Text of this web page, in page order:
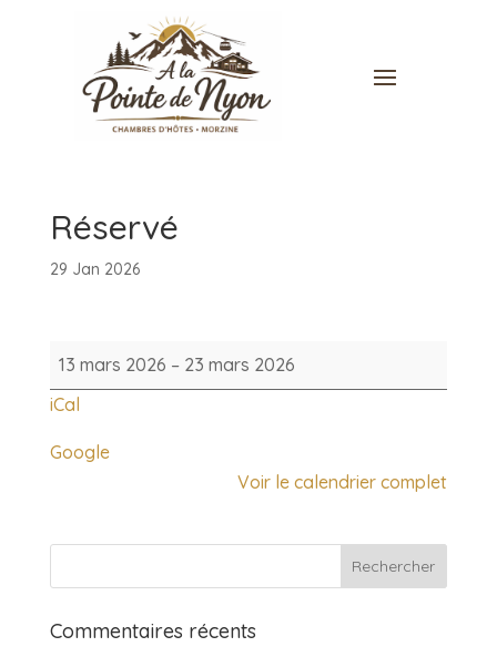
Réservé
29 Jan 2026
Réservé
13 mars 2026 – 23 mars 2026
iCal
Google
Voir le calendrier complet
Commentaires récents